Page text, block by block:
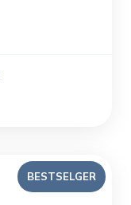
BESTSELGER